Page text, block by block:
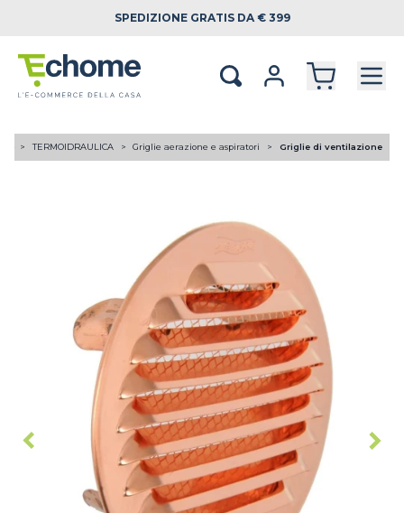
SPEDIZIONE GRATIS DA € 399
TERMOIDRAULICA Griglie aerazione e aspiratori Griglie di ventilazione